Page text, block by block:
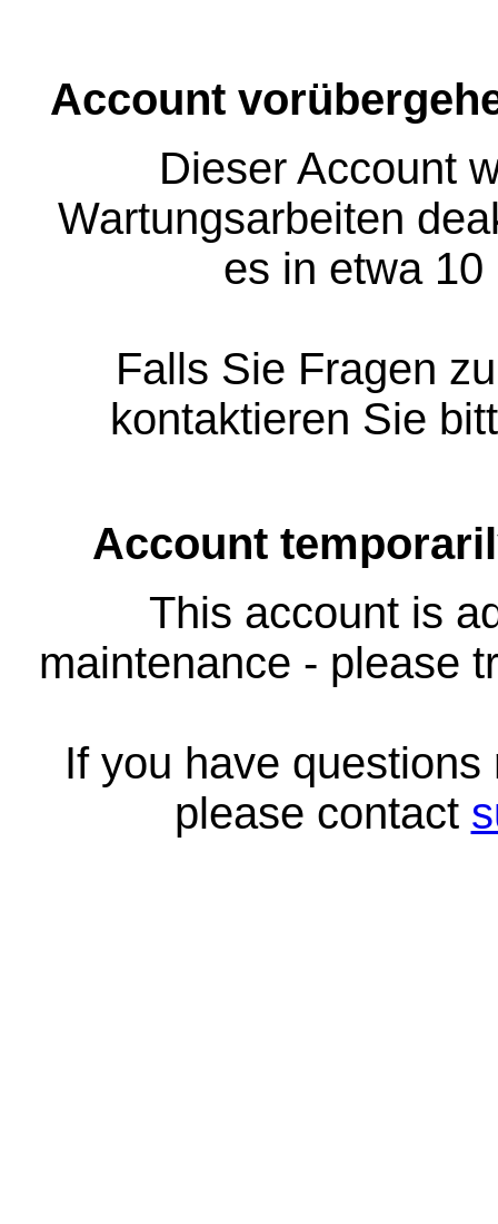
Account
Dieser Account
Wartungsarbeiten
es in etwa
Falls Sie Fragen
kontaktieren Sie
Account
This account is
maintenance - please
If you have
please contact